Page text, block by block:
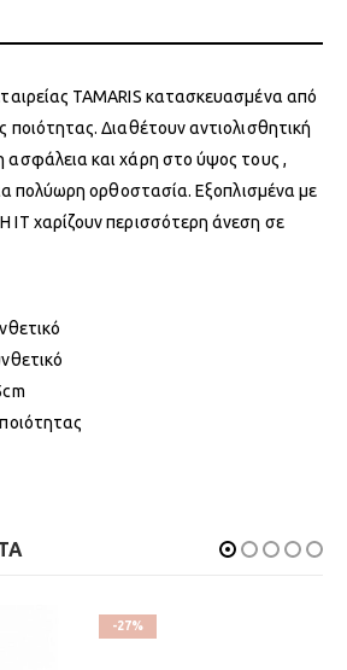
TAMARIS κατασκευασμένα από
ποιότητας. Διαθέτουν αντιολισθητική
ασφάλεια και χάρη στο ύψος τους ,
πολύωρη ορθοστασία. Εξοπλισμένα με
IT χαρίζουν περισσότερη άνεση σε
-27%